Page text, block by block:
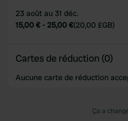
23 août au 31 déc.
15,00 € - 25,00 €(20,00 £GB)
Cartes de réduction (0)
Aucune carte de réduction
Ça a